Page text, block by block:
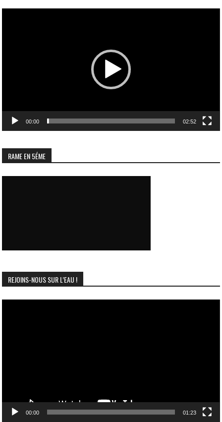
00:00 02:52
RAME EN 5ÉME
REJOINS-NOUS SUR L’EAU !
00:00 01:23